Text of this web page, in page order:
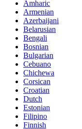
Amharic
Armenian
Azerbaijani
Belarusian
Bengali
Bosnian
Bulgarian
Cebuano
Chichewa
Corsican
Croatian
Dutch
Estonian
Filipino
Finnish